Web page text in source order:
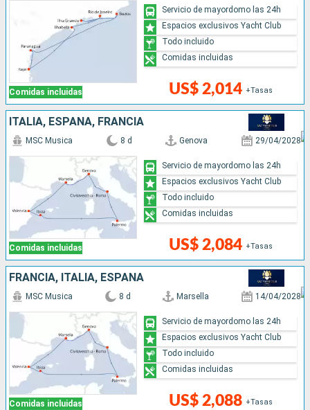
Comidas incluidas US$ 2,014 +Tasas
Servicio de mayordomo las 24h
Espacios exclusivos Yacht Club
Todo incluido
Comidas incluidas
ITALIA, ESPAÑA, FRANCIA
Comidas incluidas
MSC Musica 8 d Genova 29/04/2028
US$ 2,084 +Tasas
Servicio de mayordomo las 24h
Espacios exclusivos Yacht Club
Todo incluido
Comidas incluidas
FRANCIA, ITALIA, ESPAÑA
Comidas incluidas
MSC Musica 8 d Marsella 14/04/2028
US$ 2,088 +Tasas
Servicio de mayordomo las 24h
Espacios exclusivos Yacht Club
Todo incluido
Comidas incluidas